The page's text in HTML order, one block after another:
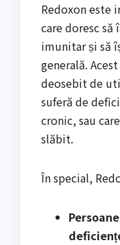
Redoxon este
care doresc
imunitar și să
generală.
deosebit de
suferă de
cronic, sau
slăbit.
În special,